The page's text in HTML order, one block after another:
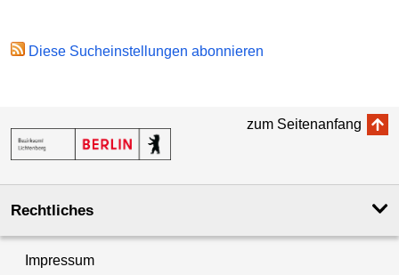
Diese Sucheinstellungen abonnieren
zum Seitenanfang
Rechtliches
Impressum